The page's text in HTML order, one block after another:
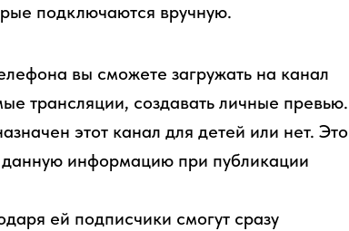
подключаются вручную.
вы сможете загружать на канал
трансляции, создавать личные превью.
этот канал для детей или нет. Это
данную информацию при публикации
ей подписчики смогут сразу